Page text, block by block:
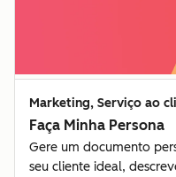
Marketing, Serviço ao
Faça Minha Persona
Gere um documento
seu cliente ideal,